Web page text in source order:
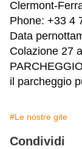
Clermont-
Phone: +33 4
Data
Colazione 27
il parcheggio
#Le nostre gite
Condividi